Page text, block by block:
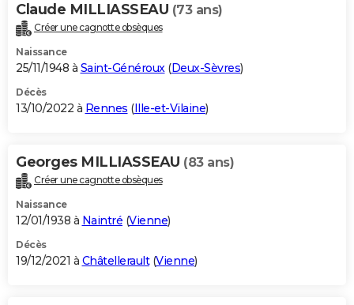
Claude MILLIASSEAU (73 ans)
Créer une cagnotte obsèques
Naissance
25/11/1948 à Saint-Généroux(Deux-Sèvres)
Décès
13/10/2022 à Rennes (Ille-et-Vilaine)
Georges MILLIASSEAU (83 ans)
Créer une cagnotte obsèques
Naissance
12/01/1938 à Naintré (Vienne)
Décès
19/12/2021 à Châtellerault(Vienne)